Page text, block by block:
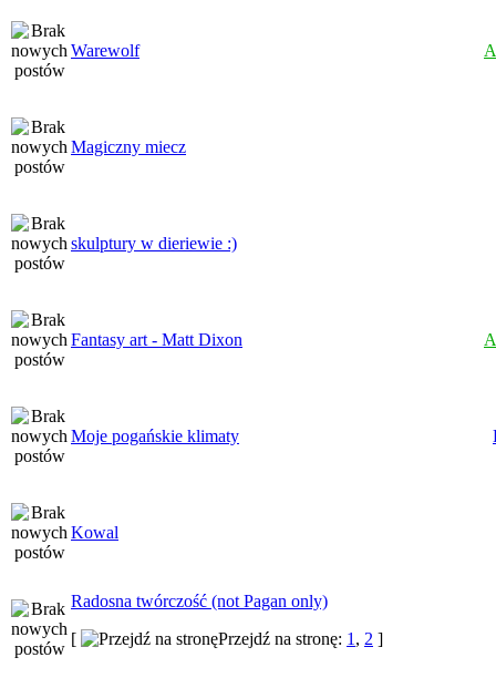
Warewolf
Magiczny miecz
skulptury w dieriewie :)
Fantasy art - Matt Dixon
Moje pogańskie klimaty
Kowal
Radosna twórczość (not Pagan only)
[
Przejdź na stronę: 1 , 2 ]